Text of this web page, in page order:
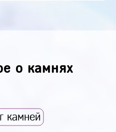
о камнях
камней